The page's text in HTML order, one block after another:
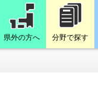
県外の方へ 分野で探す